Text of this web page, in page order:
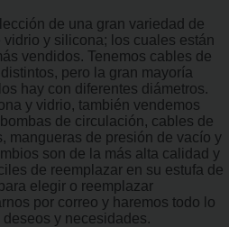
de una gran variedad de
y silicona; los cuales están
vendidos. Tenemos cables de
pero la gran mayoría
hay con diferentes diámetros.
y vidrio, también vendemos
de circulación, cables de
mangueras de presión de vacío y
son de la más alta calidad y
de reemplazar en su estufa de
elegir o reemplazar
por correo y haremos todo lo
y necesidades.